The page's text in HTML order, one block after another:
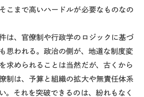
こまで高いハードルが必要なものなの
は、官僚制や行政学のロジックに基づ
思われる。政治の側が、地道な制度変
求められることは当然だが、古くから
制は、予算と組織の拡大や無責任体系
。それを突破できるのは、紛れもなく